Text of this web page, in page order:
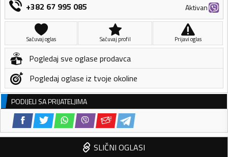
+382 67 995 085 Aktivan
Sačuvaj oglas Sačuvaj profil Prijavi oglas
Pogledaj sve oglase prodavca
Pogledaj oglase iz tvoje okoline
PODIJELI SA PRIJATELJIMA
SLIČNI OGLASI